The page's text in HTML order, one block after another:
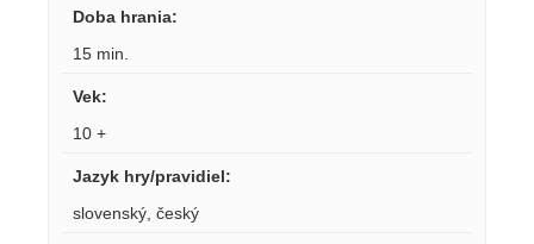
Doba hrania:
15 min.
Vek:
10 +
Jazyk hry/pravidiel:
slovenský český